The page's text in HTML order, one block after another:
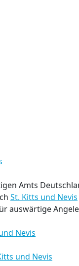
Amts
St. Kitts und Nevis
auswärtige
Nevis
und Nevis